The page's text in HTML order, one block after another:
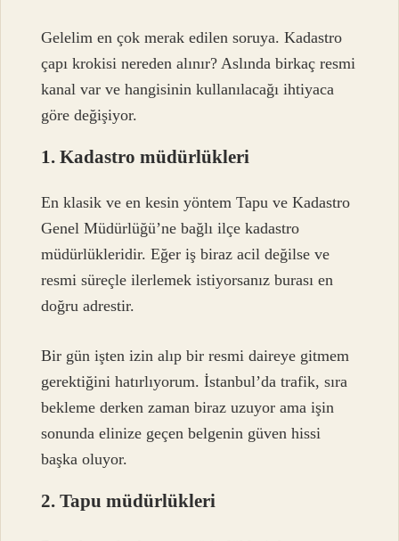
Gelelim en çok merak edilen soruya. Kadastro
çapı krokisi nereden alınır? Aslında birkaç resmi
kanal var ve hangisinin kullanılacağı ihtiyaca
göre değişiyor.
1. Kadastro müdürlükleri
En klasik ve en kesin yöntem Tapu ve Kadastro
Genel Müdürlüğü’ne bağlı ilçe kadastro
müdürlükleridir. Eğer iş biraz acil değilse ve
resmi süreçle ilerlemek istiyorsanız burası en
doğru adrestir.
Bir gün işten izin alıp bir resmi daireye gitmem
gerektiğini hatırlıyorum. İstanbul’da trafik, sıra
bekleme derken zaman biraz uzuyor ama işin
sonunda elinize geçen belgenin güven hissi
başka oluyor.
2. Tapu müdürlükleri